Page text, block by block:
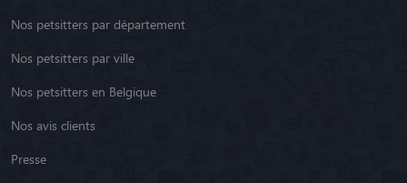
Nos petsitters par département
Nos petsitters par ville
Nos petsitters en Belgique
Nos avis clients
Presse